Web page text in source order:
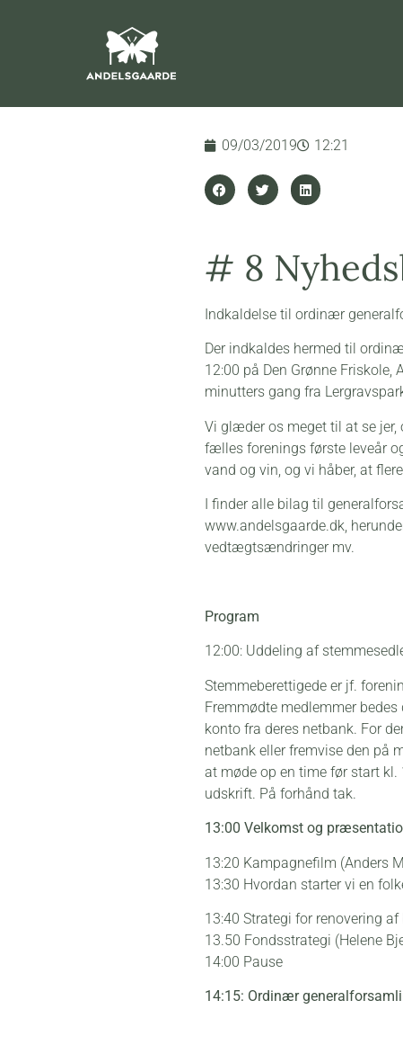
09/03/2019 12:21
# 8
Indkaldelse til ordinær
Der indkaldes hermed til
12:00 på Den Grønne Friskole,
minutters gang fra
Vi glæder os meget til at se jer,
fælles forenings første leveår
vand og vin, og vi håber, at
I finder alle bilag til
www.andelsgaarde.dk,
vedtægtsændringer mv.
Program
12:00: Uddeling af
Stemmeberettigede er jf.
Fremmødte medlemmer
konto fra deres netbank. For
netbank eller fremvise den på
at møde op en time før start kl.
udskrift. På forhånd tak.
13:00 Velkomst og
13:20 Kampagnefilm (Anders
13:30 Hvordan starter vi en
13:40 Strategi for renovering
13.50 Fondsstrategi (Helene
14:00 Pause
14:15: Ordinær